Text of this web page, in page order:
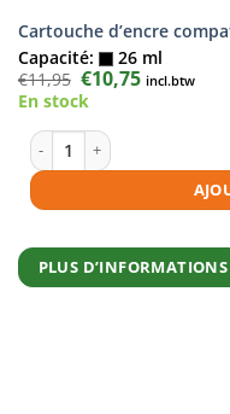
Cartouche d’encre
Capacité:
26 ml
€11,95 Le
prix
initial
€11,95.
€10,75Le
prix
incl.btw
En stock
quantité de Cartouche
PLUS D’INFORMATIONS